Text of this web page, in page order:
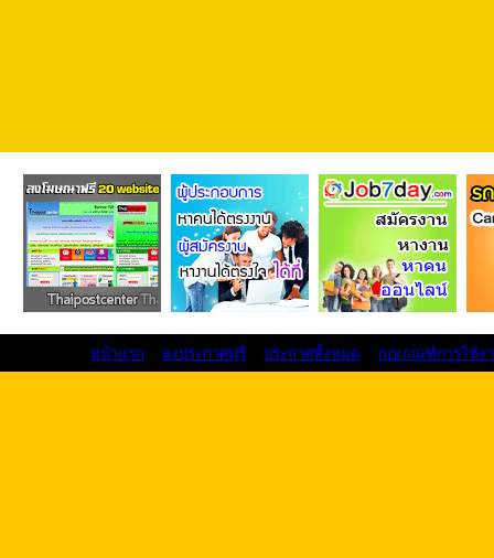
หน้าแรก ลงประกาศฟรี ประกาศทั้งหมด กฏเกณฑ์การใช้ง